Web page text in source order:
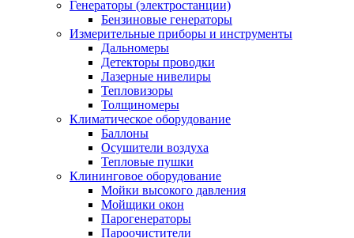
Генераторы (электростанции)
Бензиновые генераторы
Измерительные приборы и инструменты
Дальномеры
Детекторы проводки
Лазерные нивелиры
Тепловизоры
Толщиномеры
Климатическое оборудование
Баллоны
Осушители воздуха
Тепловые пушки
Клининговое оборудование
Мойки высокого давления
Мойщики окон
Парогенераторы
Пароочистители